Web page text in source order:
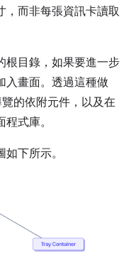
，而非每張資訊卡讀取
根目錄，如果要進一步
入畫面。透過這種做
的依附元件，以及在
式庫。
下所示。